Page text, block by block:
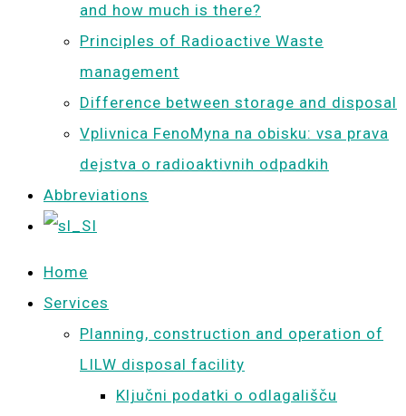
and how much is there?
Principles of Radioactive Waste
management
Difference between storage and disposal
Vplivnica FenoMyna na obisku: vsa prava
dejstva o radioaktivnih odpadkih
Abbreviations
Home
Services
Planning, construction and operation of
LILW disposal facility
Ključni podatki o odlagališču